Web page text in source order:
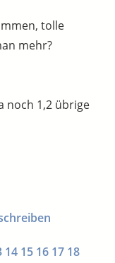
tolle
mehr?
noch 1,2 übrige
14 15 16 17 18